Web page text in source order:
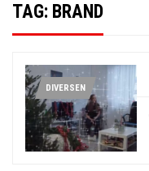
TAG: BRAND
DIVERSEN